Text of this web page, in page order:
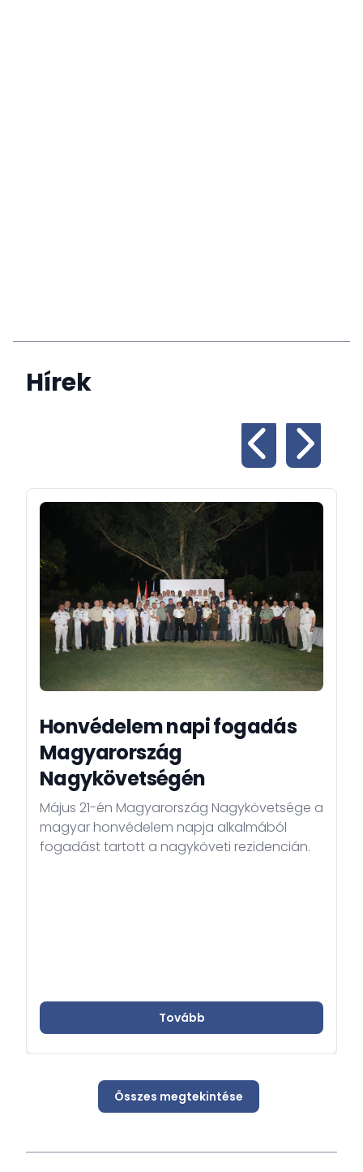
Hírek
Honvédelem napi fogadás
Magyarország
Nagykövetségén
Május 21-én Magyarország Nagykövetsége a
magyar honvédelem napja alkalmából
fogadást tartott a nagyköveti rezidencián.
Tovább
Összes megtekintése